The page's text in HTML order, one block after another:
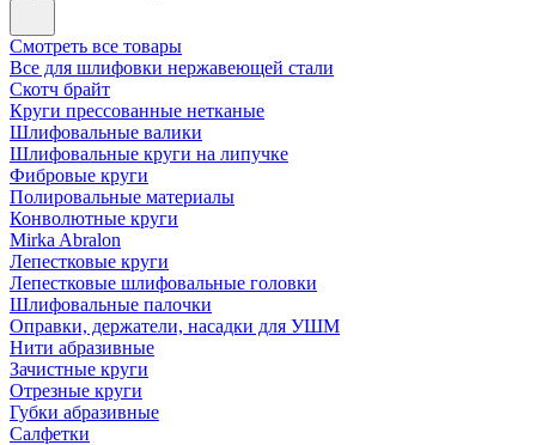
Смотреть все товары
Все для шлифовки нержавеющей стали
Скотч брайт
Круги прессованные нетканые
Шлифовальные валики
Шлифовальные круги на липучке
Фибровые круги
Полировальные материалы
Конволютные круги
Mirka Abralon
Лепестковые круги
Лепестковые шлифовальные головки
Шлифовальные палочки
Оправки, держатели, насадки для УШМ
Нити абразивные
Зачистные круги
Отрезные круги
Губки абразивные
Салфетки